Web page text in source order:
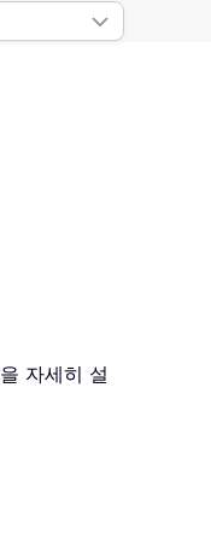
자세히 설